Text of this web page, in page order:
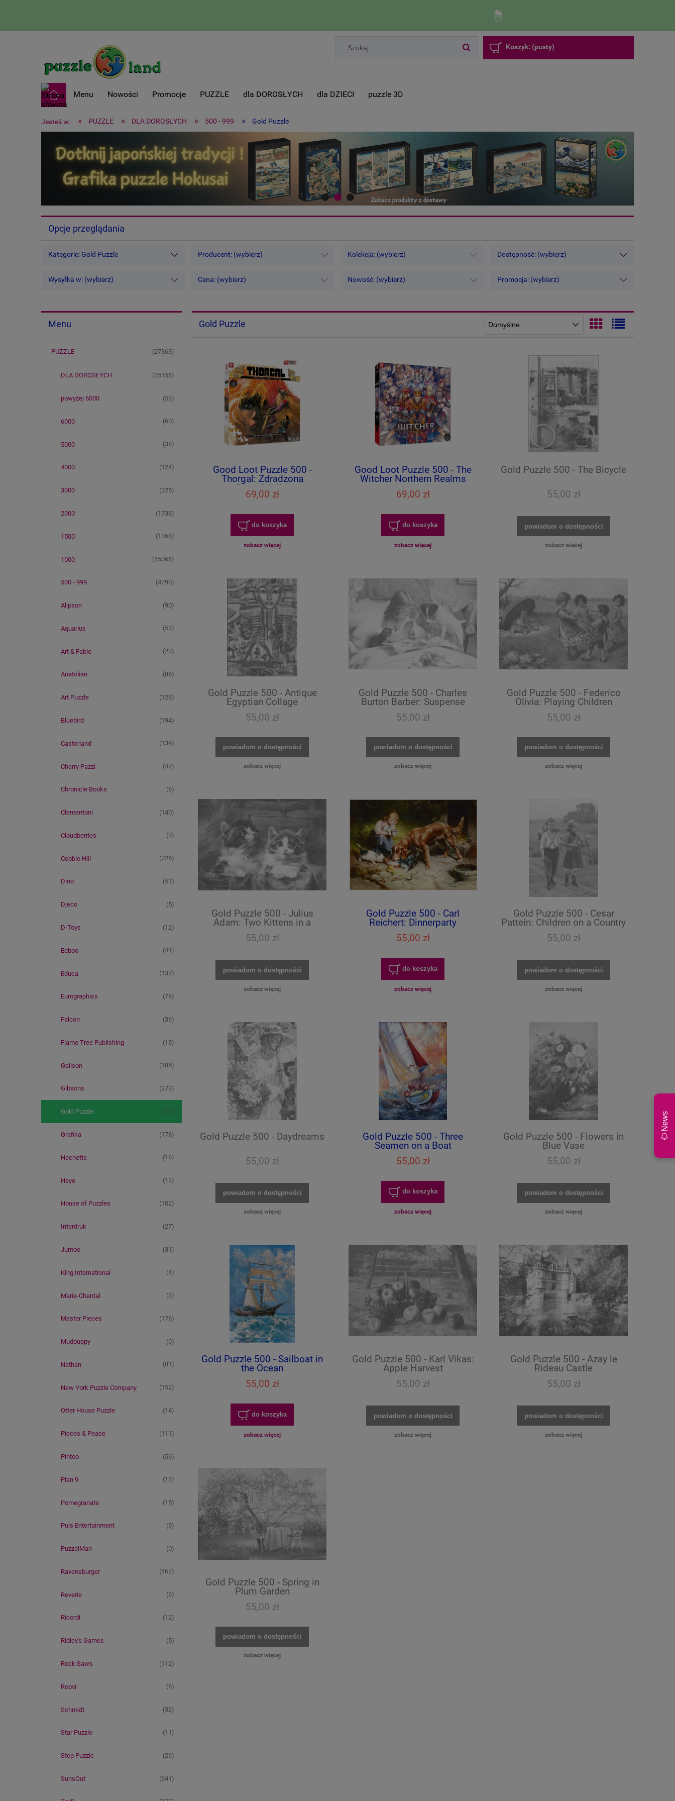
Koszyk: (pusty)
Menu Nowości Promocje PUZZLE dla DOROSŁYCH dla DZIECI puzzle 3D
Jesteś w: » PUZZLE » DLA DOROSŁYCH » 500 - 999 » Gold Puzzle
Opcje przeglądania
Kategorie: Gold Puzzle Producent: (wybierz) Kolekcja: (wybierz) Dostępność: (wybierz)
Wysyłka w: (wybierz) Cena: (wybierz) Nowość: (wybierz) Promocja: (wybierz)
Menu
PUZZLE (27363)
DLA DOROSŁYCH (25156)
powyżej 6000 (53)
6000 (60)
5000 (38)
4000 (124)
3000 (325)
2000 (1738)
1500 (1368)
1000 (15066)
500 - 999 (4790)
Alipson (90)
Aquarius (53)
Art & Fable (23)
Anatolian (89)
Art Puzzle (126)
Bluebird (194)
Castorland (139)
Cherry Pazzi (47)
Chronicle Books (6)
Clementoni (140)
Cloudberries (3)
Cobble Hill (225)
Dino (51)
Djeco (5)
D-Toys (12)
Eeboo (41)
Educa (137)
Eurographics (79)
Falcon (39)
Flame Tree Publishing (13)
Galison (185)
Gibsons (273)
Gold Puzzle (16)
Grafika (178)
Hachette (18)
Heye (13)
House of Puzzles (102)
Interdruk (27)
Jumbo (31)
King International (4)
Marie-Chantal (3)
Master Pieces (176)
Mudpuppy (0)
Nathan (81)
New York Puzzle Company (152)
Otter House Puzzle (14)
Pieces & Peace (111)
Pintoo (56)
Plan 9 (12)
Pomegranate (15)
Puls Entertainment (5)
PuzzelMan (0)
Ravensburger (467)
Reverie (3)
Ricordi (12)
Ridley's Games (5)
Rock Saws (112)
Roovi (6)
Schmidt (32)
Star Puzzle (11)
Step Puzzle (29)
SunsOut (941)
Gold Puzzle
Good Loot Puzzle 500 -
Thorgal: Zdradzona
Czarodziejka
69,00 zł
do koszyka
zobacz więcej
Good Loot Puzzle 500 - The
Witcher Northern Realms
69,00 zł
do koszyka
zobacz więcej
Gold Puzzle 500 - The Bicycle
55,00 zł
powiadom o dostępności
zobacz więcej
Gold Puzzle 500 - Antique
Egyptian Collage
55,00 zł
powiadom o dostępności
zobacz więcej
Gold Puzzle 500 - Charles
Burton Barber: Suspense
55,00 zł
powiadom o dostępności
zobacz więcej
Gold Puzzle 500 - Federico
Olivia: Playing Children
55,00 zł
powiadom o dostępności
zobacz więcej
Gold Puzzle 500 - Julius
Adam: Two Kittens in a
Basket
55,00 zł
powiadom o dostępności
zobacz więcej
Gold Puzzle 500 - Carl
Reichert: Dinnerparty
55,00 zł
do koszyka
zobacz więcej
Gold Puzzle 500 - Cesar
Pattein: Children on a Country
Road
55,00 zł
powiadom o dostępności
zobacz więcej
Gold Puzzle 500 - Daydreams
55,00 zł
powiadom o dostępności
zobacz więcej
Gold Puzzle 500 - Three
Seamen on a Boat
55,00 zł
do koszyka
zobacz więcej
Gold Puzzle 500 - Flowers in
Blue Vase
55,00 zł
powiadom o dostępności
zobacz więcej
Gold Puzzle 500 - Sailboat in
the Ocean
55,00 zł
do koszyka
zobacz więcej
Gold Puzzle 500 - Karl Vikas:
Apple Harvest
55,00 zł
powiadom o dostępności
zobacz więcej
Gold Puzzle 500 - Azay le
Rideau Castle
55,00 zł
powiadom o dostępności
zobacz więcej
Gold Puzzle 500 - Spring in
Plum Garden
55,00 zł
powiadom o dostępności
zobacz więcej
News